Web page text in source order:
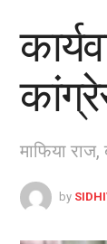
माफिया
by